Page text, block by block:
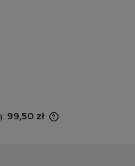
99,50 zł